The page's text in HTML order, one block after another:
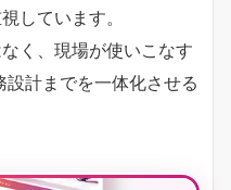
しています。
く、現場が使いこなす
計までを一体化させる